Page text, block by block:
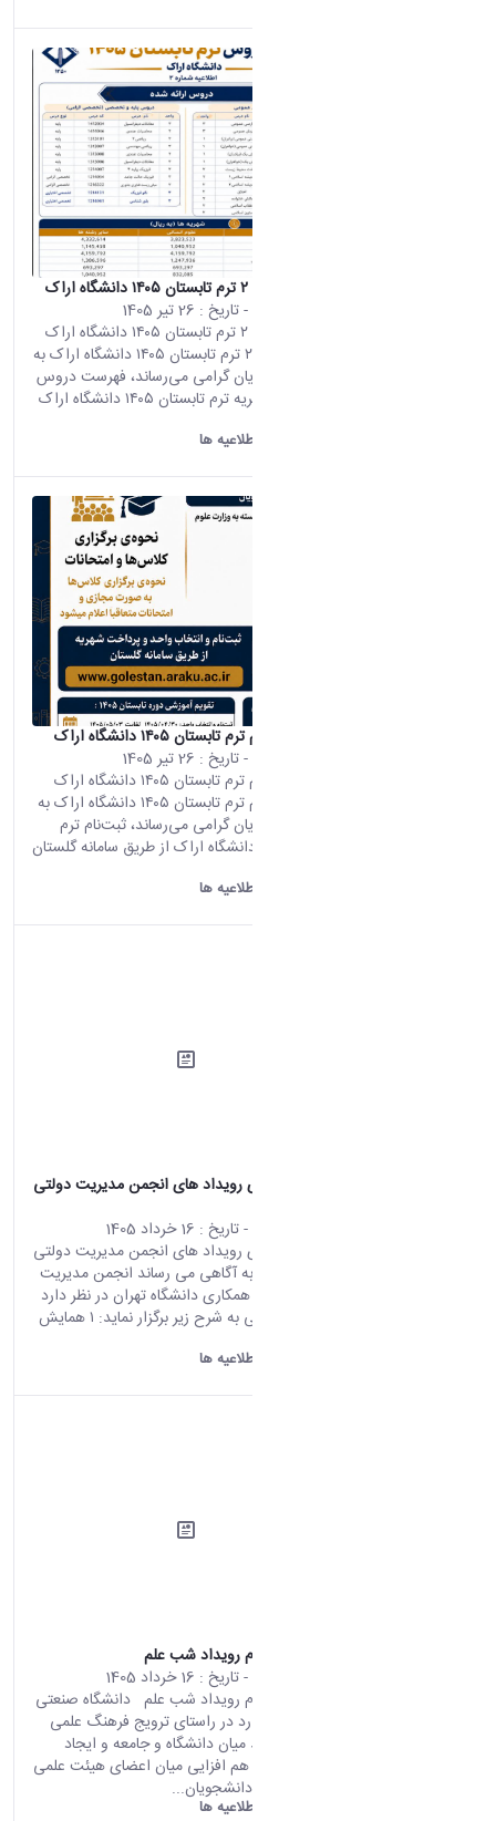
- تاریخ : 26 تیر 1405
اطلاعیه شماره ۲ ترم تابستان ۱۴۰۵ دانشگاه اراک
اطلاعیه شماره ۲ ترم تابستان ۱۴۰۵ دانشگاه اراک به
اطلاع دانشجویان گرامی می‌رساند، فهرست دروس
ارائه‌شده و شهریه ترم تابستان ۱۴۰۵ دانشگاه اراک
اطلاعیه ها
اطلاعیه ثبت‌نام ترم تابستان ۱۴۰۵ دانشگاه اراک
- تاریخ : 26 تیر 1405
اطلاعیه ثبت‌نام ترم تابستان ۱۴۰۵ دانشگاه اراک
اطلاعیه ثبت‌نام ترم تابستان ۱۴۰۵ دانشگاه اراک به
اطلاع دانشجویان گرامی می‌رساند، ثبت‌نام ترم
تابستان ۱۴۰۵ دانشگاه اراک از طریق سامانه گلستان
اطلاعیه ها
اطلاعیه برگزاری رویداد های انجمن مدیریت دولتی
- تاریخ : 16 خرداد 1405
اطلاعیه برگزاری رویداد های انجمن مدیریت دولتی
ایران احتراما،ً به آگاهی می رساند انجمن مدیریت
دولتی ایران با همکاری دانشگاه تهران در نظر دارد
دو رویداد علمی به شرح زیر برگزار نماید: ۱ همایش
اطلاعیه ها
اطلاعیه ثبت نام رویداد شب علم
- تاریخ : 16 خرداد 1405
اطلاعیه ثبت نام رویداد شب علم دانشگاه صنعتی
اراک در نظر دارد در راستای ترویج فرهنگ علمی
گسترش ارتباط میان دانشگاه و جامعه و ایجاد
فضای تعامل و هم افزایی میان اعضای هیئت علمی
پژوهشگران و دانشجویان...
اطلاعیه ها